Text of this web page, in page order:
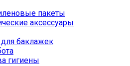
пакеты
аксессуары
баклажек
гигиены